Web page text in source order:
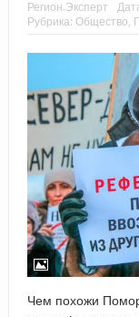
Регион.Эксперт
Рубрика: Общество,
Чем похожи